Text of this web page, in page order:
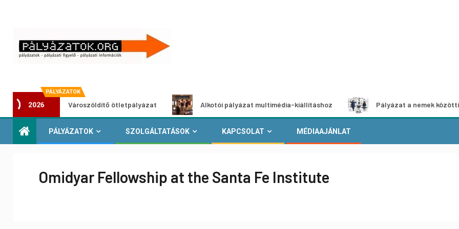
PÁLYÁZATOK
2026
Városzöldítő ötletpályázat Alkotói pályázat multimédia-kiállításhoz Pályázat a nemek közötti
PÁLYÁZATOK SZOLGÁLTATÁSOK KAPCSOLAT MÉDIAAJÁNLAT
Omidyar Fellowship at the Santa Fe Institute